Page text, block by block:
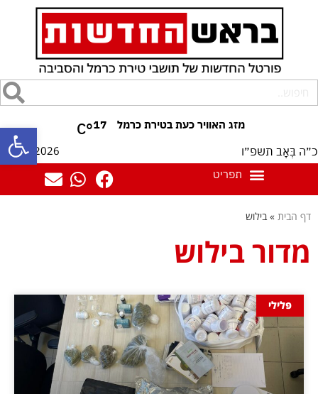
פתח 17
°C
כ״ה בְּאָב תשפ״ו 08/08/2026
דף הבית »בילוש
מדור בילוש
פלילי